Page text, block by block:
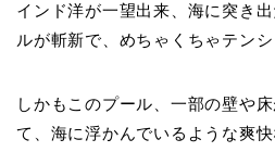
インド洋が一望出来、海に突き
ルが斬新で、めちゃくちゃテン
しかもこのプール、一部の壁や
て、海に浮かんでいるような爽